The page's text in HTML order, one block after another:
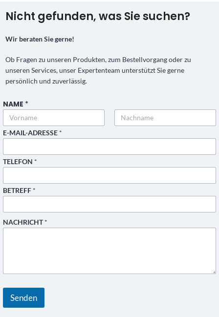
Nicht gefunden, was Sie suchen?
Wir beraten Sie gerne!
Ob Fragen zu unseren Produkten, zum Bestellvorgang oder zu
unseren Services, unser Expertenteam unterstützt Sie gerne
persönlich und zuverlässig.
N
A
H
R
H
T
E
T
R
F
F
NAME *
Vorname
E-MAIL-ADRESSE *
TELEFON *
BETREFF *
NACHRICHT*
Senden